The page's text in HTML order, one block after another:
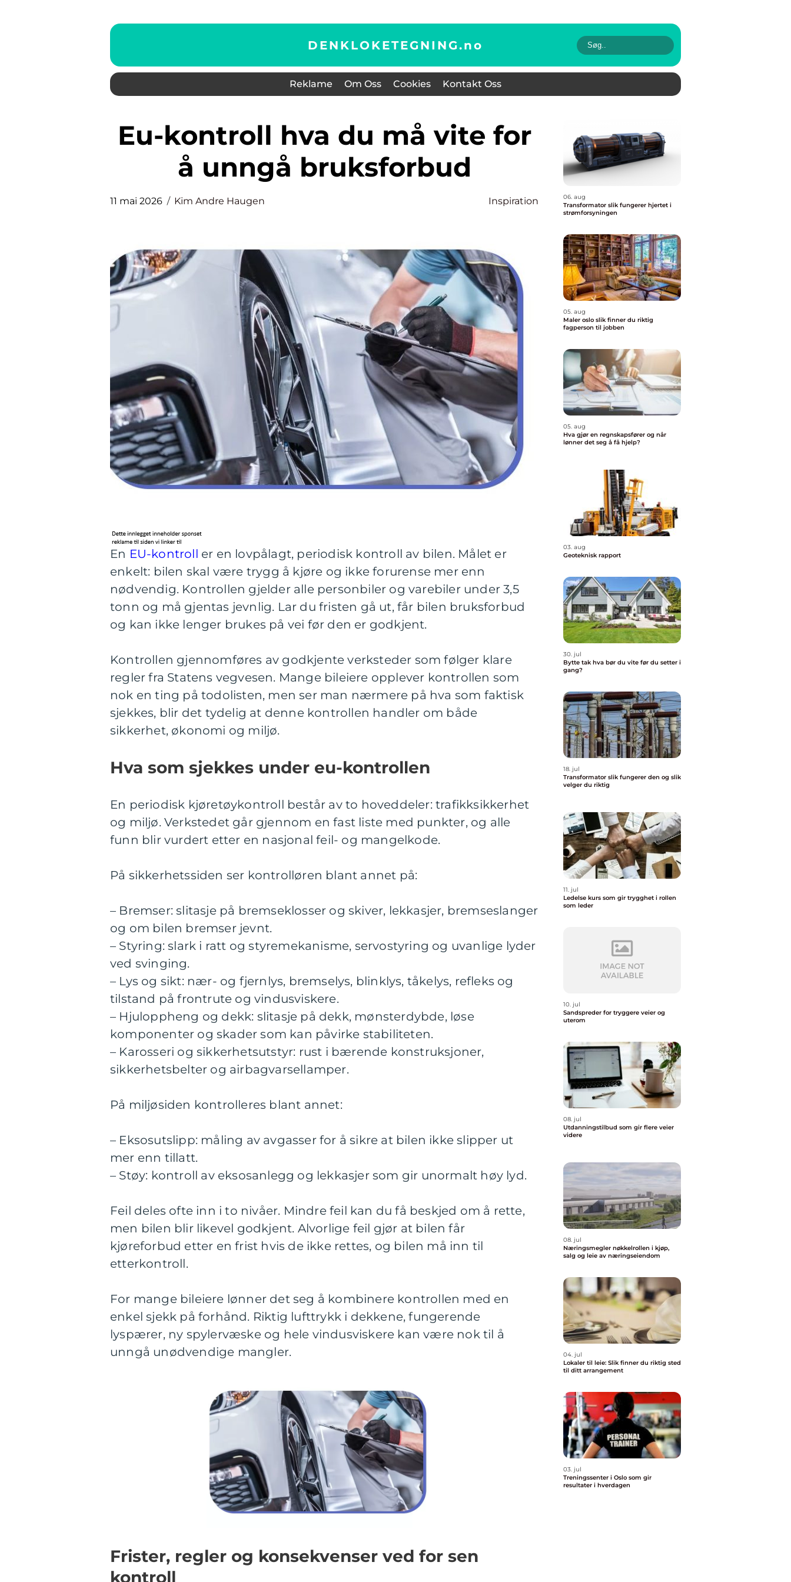
DENKLOKETEGNING.no
Reklame Om Oss Cookies Kontakt Oss
Eu-kontroll hva du må vite for
å unngå bruksforbud
11 mai 2026 Kim Andre Haugen Inspiration
En EU-kontroll er en lovpålagt, periodisk kontroll av bilen. Målet er
enkelt: bilen skal være trygg å kjøre og ikke forurense mer enn
nødvendig. Kontrollen gjelder alle personbiler og varebiler under 3,5
tonn og må gjentas jevnlig. Lar du fristen gå ut, får bilen bruksforbud
og kan ikke lenger brukes på vei før den er godkjent.
Kontrollen gjennomføres av godkjente verksteder som følger klare
regler fra Statens vegvesen. Mange bileiere opplever kontrollen som
nok en ting på todolisten, men ser man nærmere på hva som faktisk
sjekkes, blir det tydelig at denne kontrollen handler om både
sikkerhet, økonomi og miljø.
Hva som sjekkes under eu-kontrollen
En periodisk kjøretøykontroll består av to hoveddeler: trafikksikkerhet
og miljø. Verkstedet går gjennom en fast liste med punkter, og alle
funn blir vurdert etter en nasjonal feil- og mangelkode.
På sikkerhetssiden ser kontrolløren blant annet på:
– Bremser: slitasje på bremseklosser og skiver, lekkasjer, bremseslanger
og om bilen bremser jevnt.
– Styring: slark i ratt og styremekanisme, servostyring og uvanlige lyder
ved svinging.
– Lys og sikt: nær- og fjernlys, bremselys, blinklys, tåkelys, refleks og
tilstand på frontrute og vindusviskere.
– Hjuloppheng og dekk: slitasje på dekk, mønsterdybde, løse
komponenter og skader som kan påvirke stabiliteten.
– Karosseri og sikkerhetsutstyr: rust i bærende konstruksjoner,
sikkerhetsbelter og airbagvarsellamper.
På miljøsiden kontrolleres blant annet:
– Eksosutslipp: måling av avgasser for å sikre at bilen ikke slipper ut
mer enn tillatt.
– Støy: kontroll av eksosanlegg og lekkasjer som gir unormalt høy lyd.
Feil deles ofte inn i to nivåer. Mindre feil kan du få beskjed om å rette,
men bilen blir likevel godkjent. Alvorlige feil gjør at bilen får
kjøreforbud etter en frist hvis de ikke rettes, og bilen må inn til
etterkontroll.
For mange bileiere lønner det seg å kombinere kontrollen med en
enkel sjekk på forhånd. Riktig lufttrykk i dekkene, fungerende
lyspærer, ny spylervæske og hele vindusviskere kan være nok til å
unngå unødvendige mangler.
Frister, regler og konsekvenser ved for sen
kontroll
06. aug
Transformator slik fungerer hjertet i
strømforsyningen
05. aug
Maler oslo slik finner du riktig
fagperson til jobben
05. aug
Hva gjør en regnskapsfører og når
lønner det seg å få hjelp?
03. aug
Geoteknisk rapport
30. jul
Bytte tak hva bør du vite før du setter i
gang?
18. jul
Transformator slik fungerer den og slik
velger du riktig
11. jul
Ledelse kurs som gir trygghet i rollen
som leder
10. jul
Sandspreder for tryggere veier og
uterom
08. jul
Utdanningstilbud som gir flere veier
videre
08. jul
Næringsmegler nøkkelrollen i kjøp,
salg og leie av næringseiendom
04. jul
Lokaler til leie: Slik finner du riktig sted
til ditt arrangement
03. jul
Treningssenter i Oslo som gir
resultater i hverdagen